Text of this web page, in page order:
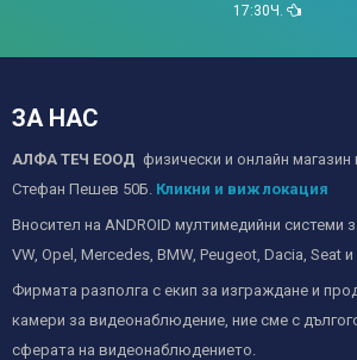
17:30Ч.
ЗА НАС
АЛФА ТЕЧ ЕООД физически и онлайн магазин
Стефан Пешев 50Б. Кликни и виж локация
Вносител на ANDROID мултимедийни системи
VW, Opel, Mercedes, BMW, Peugeot, Dacia, Seat и
Фирмата разполга с екип за изграждане и
камери за видеонаблюдение, ние сме с
сферата на видеонаблюдението.